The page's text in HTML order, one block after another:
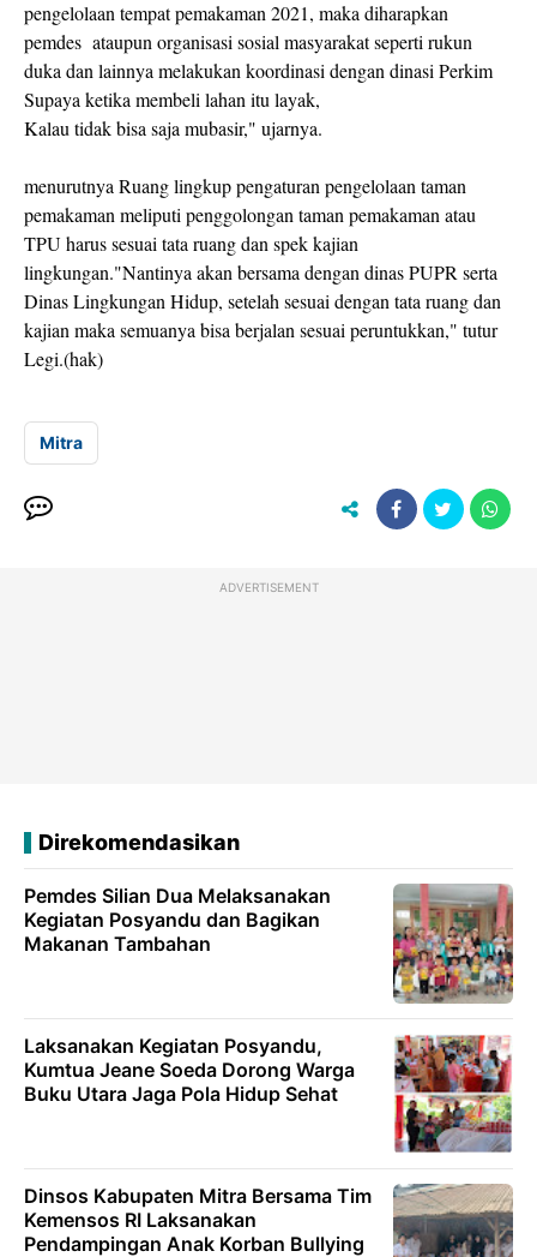
pengelolaan tempat pemakaman 2021, maka diharapkan
pemdes ataupun organisasi sosial masyarakat seperti rukun
duka dan lainnya melakukan koordinasi dengan dinasi Perkim
Supaya ketika membeli lahan itu layak,
Kalau tidak bisa saja mubasir," ujarnya.
menurutnya Ruang lingkup pengaturan pengelolaan taman
pemakaman meliputi penggolongan taman pemakaman atau
TPU harus sesuai tata ruang dan spek kajian
lingkungan."Nantinya akan bersama dengan dinas PUPR serta
Dinas Lingkungan Hidup, setelah sesuai dengan tata ruang dan
kajian maka semuanya bisa berjalan sesuai peruntukkan," tutur
Legi.(hak)
Mitra
ADVERTISEMENT
Direkomendasikan
Pemdes Silian Dua Melaksanakan
Kegiatan Posyandu dan Bagikan
Makanan Tambahan
Laksanakan Kegiatan Posyandu,
Kumtua Jeane Soeda Dorong Warga
Buku Utara Jaga Pola Hidup Sehat
Dinsos Kabupaten Mitra Bersama Tim
Kemensos RI Laksanakan
Pendampingan Anak Korban Bullying